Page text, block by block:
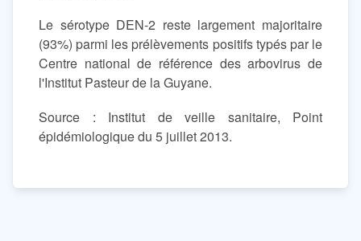
Le sérotype DEN-2 reste largement majoritaire
(93%) parmi les prélèvements positifs typés par le
Centre national de référence des arbovirus de
l'Institut Pasteur de la Guyane.
Source : Institut de veille sanitaire, Point
épidémiologique du 5 juillet 2013.